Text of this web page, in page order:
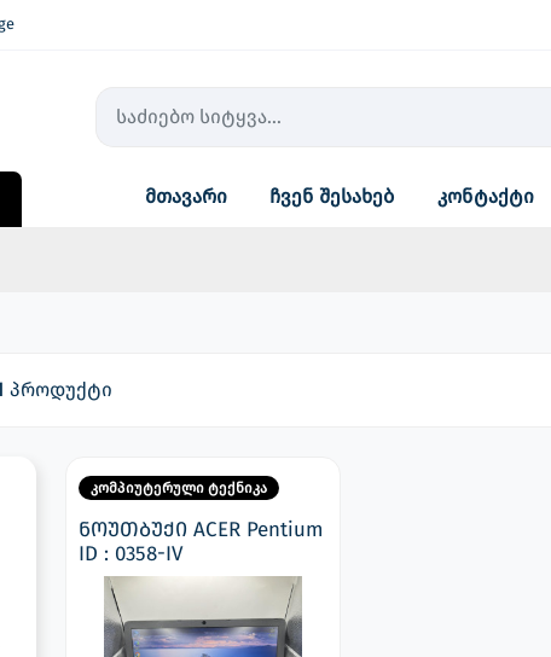
მთავარი ჩვენ შესახებ კონტაქტი
პროდუქტი
კომპიუტერული ტექნიკა
ნოუთბუქი ACER Pentium
ID : 0358-IV